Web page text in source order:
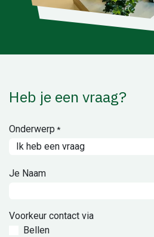
Heb je een vraag?
Onderwerp *
Je Naam
Voorkeur contact via
Bellen